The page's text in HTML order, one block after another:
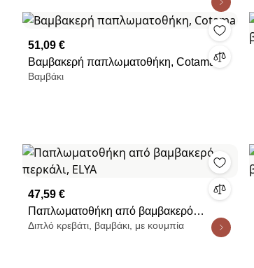
51,09 €
Βαμβακερή παπλωματοθήκη, Cotama
Βαμβάκι
47,59 €
Παπλωματοθήκη από βαμβακερό
περκάλι, ELYA
Διπλό κρεβάτι, βαμβάκι, με κουμπία